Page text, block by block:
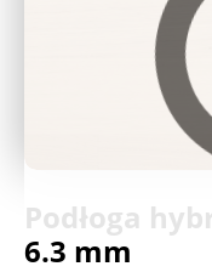
Podłoga
6.3 mm